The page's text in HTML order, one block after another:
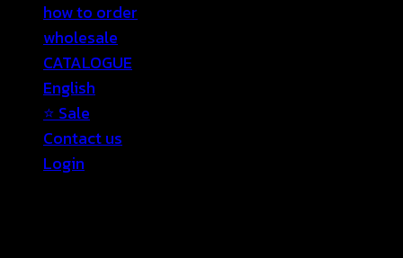
how to order
wholesale
CATALOGUE
English
⭐ Sale
Contact us
Login